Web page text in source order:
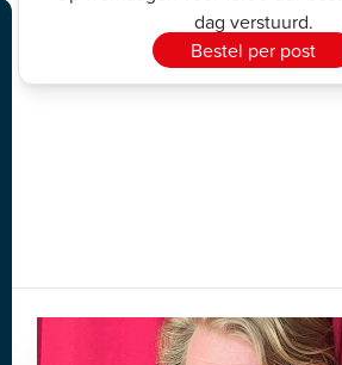
dag verstuurd.
Bestel per post